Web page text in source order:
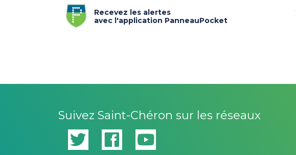
Recevez les alertes
avec l'application PanneauPocket
Suivez Saint-Chéron sur les réseaux